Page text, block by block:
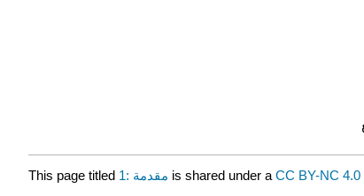
This page titled 1: مقدمة is shared under a CC BY-NC 4.0